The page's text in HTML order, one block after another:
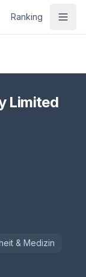
Ranking
Limited
& Medizin